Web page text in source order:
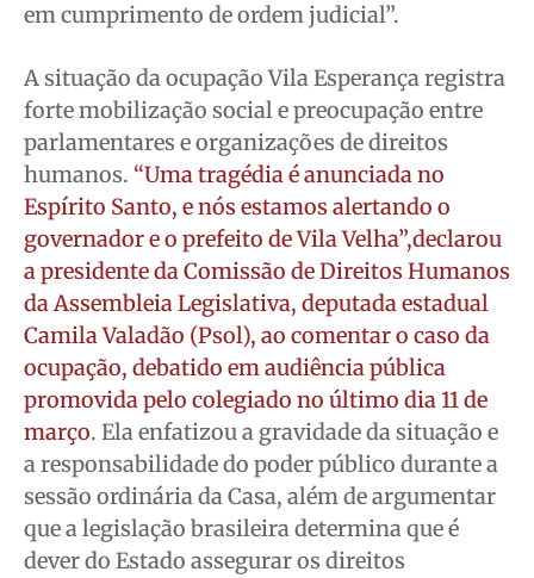
em cumprimento de ordem judicial”.
A situação da ocupação Vila Esperança registra
forte mobilização social e preocupação entre
parlamentares e organizações de direitos
humanos. “Uma tragédia é anunciada no
Espírito Santo, e nós estamos alertando o
governador e o prefeito de Vila Velha”,declarou
a presidente da Comissão de Direitos Humanos
da Assembleia Legislativa, deputada estadual
Camila Valadão (Psol), ao comentar o caso da
ocupação, debatido em audiência pública
promovida pelo colegiado no último dia 11 de
março. Ela enfatizou a gravidade da situação e
a responsabilidade do poder público durante a
sessão ordinária da Casa, além de argumentar
que a legislação brasileira determina que é
dever do Estado assegurar os direitos